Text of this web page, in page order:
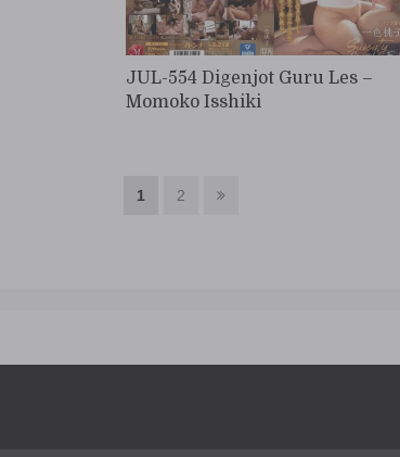
JUL-554 Digenjot Guru Les –
Momoko Isshiki
1 2